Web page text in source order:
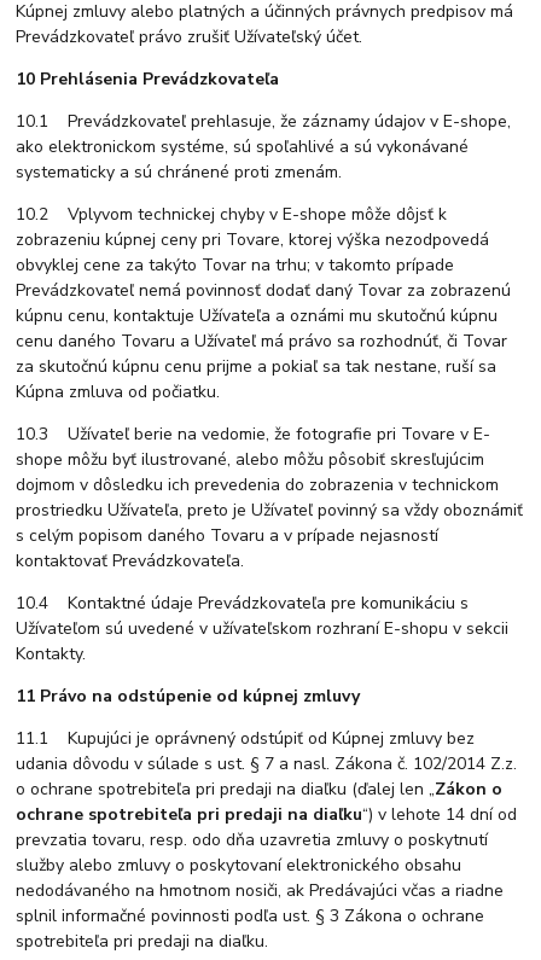
Kúpnej zmluvy alebo platných a účinných právnych predpisov má
Prevádzkovateľ právo zrušiť Užívateľský účet.
10 Prehlásenia Prevádzkovateľa
10.1 Prevádzkovateľ prehlasuje, že záznamy údajov v E-shope,
ako elektronickom systéme, sú spoľahlivé a sú vykonávané
systematicky a sú chránené proti zmenám.
10.2 Vplyvom technickej chyby v E-shope môže dôjsť k
zobrazeniu kúpnej ceny pri Tovare, ktorej výška nezodpovedá
obvyklej cene za takýto Tovar na trhu; v takomto prípade
Prevádzkovateľ nemá povinnosť dodať daný Tovar za zobrazenú
kúpnu cenu, kontaktuje Užívateľa a oznámi mu skutočnú kúpnu
cenu daného Tovaru a Užívateľ má právo sa rozhodnúť, či Tovar
za skutočnú kúpnu cenu prijme a pokiaľ sa tak nestane, ruší sa
Kúpna zmluva od počiatku.
10.3 Užívateľ berie na vedomie, že fotografie pri Tovare v E-
shope môžu byť ilustrované, alebo môžu pôsobiť skresľujúcim
dojmom v dôsledku ich prevedenia do zobrazenia v technickom
prostriedku Užívateľa, preto je Užívateľ povinný sa vždy oboznámiť
s celým popisom daného Tovaru a v prípade nejasností
kontaktovať Prevádzkovateľa.
10.4 Kontaktné údaje Prevádzkovateľa pre komunikáciu s
Užívateľom sú uvedené v užívateľskom rozhraní E-shopu v sekcii
Kontakty.
11 Právo na odstúpenie od kúpnej zmluvy
11.1 Kupujúci je oprávnený odstúpiť od Kúpnej zmluvy bez
udania dôvodu v súlade s ust. § 7 a nasl. Zákona č. 102/2014 Z.z.
o ochrane spotrebiteľa pri predaji na diaľku (ďalej len „Zákon o
ochrane spotrebiteľa pri predaji na diaľku“) v lehote 14 dní od
prevzatia tovaru, resp. odo dňa uzavretia zmluvy o poskytnutí
služby alebo zmluvy o poskytovaní elektronického obsahu
nedodávaného na hmotnom nosiči, ak Predávajúci včas a riadne
splnil informačné povinnosti podľa ust. § 3 Zákona o ochrane
spotrebiteľa pri predaji na diaľku.